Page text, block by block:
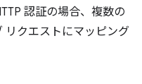
認証の場合、複数の
リクエストにマッピング